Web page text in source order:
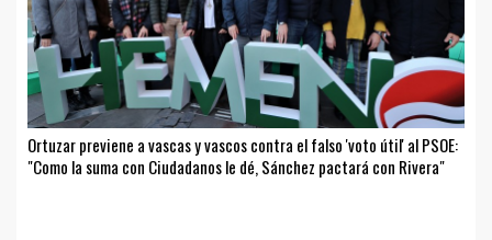
Ortuzar previene a vascas y vascos contra el falso 'voto útil' al PSOE:
"Como la suma con Ciudadanos le dé, Sánchez pactará con Rivera"